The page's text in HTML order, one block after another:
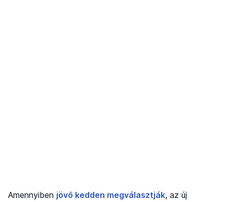
Amennyiben jövő kedden megválasztják, az új